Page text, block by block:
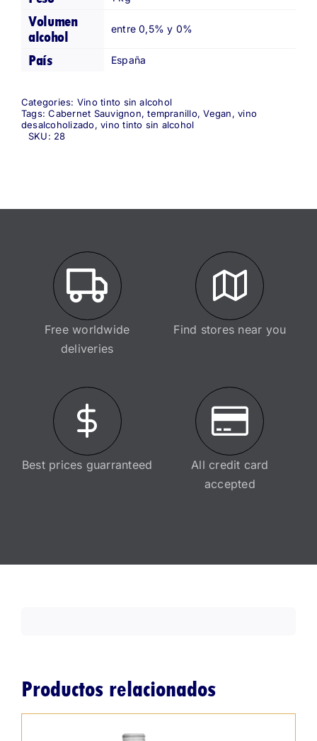
Volumen
alcohol
entre 0,5% y 0%
País España
Categories: Vino tinto sin alcohol
Tags:Cabernet Sauvignon,tempranillo,Vegan,vino
desalcoholizado,vino tinto sin alcohol
SKU: 28
Free worldwide
deliveries
Find stores near you
Best prices guarranteed
All credit card
accepted
Productos relacionados